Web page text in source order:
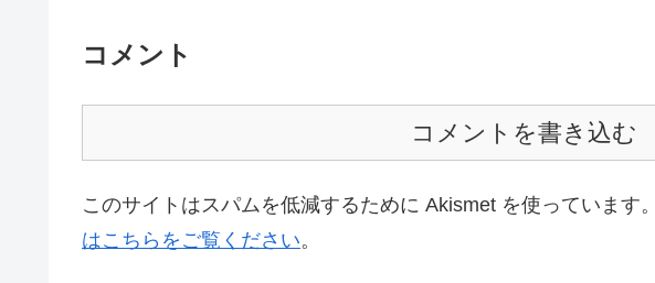
コメント
コメントを書き込む
このサイトはスパムを低減するために Akismet を使っています。
はこちらをご覧ください。